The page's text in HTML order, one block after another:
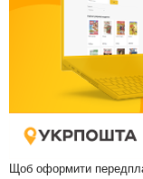
Щоб оформити